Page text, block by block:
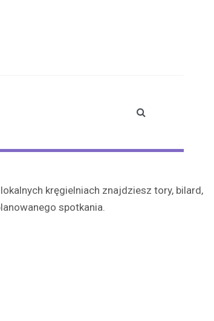
kręgielniach znajdziesz tory, bilard,
spotkania.